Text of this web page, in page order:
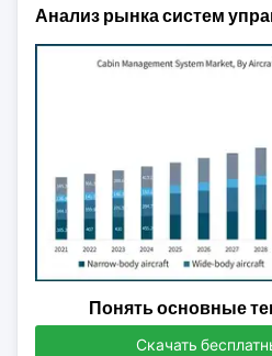
Анализ рынка систем
Понять основные
Скачать